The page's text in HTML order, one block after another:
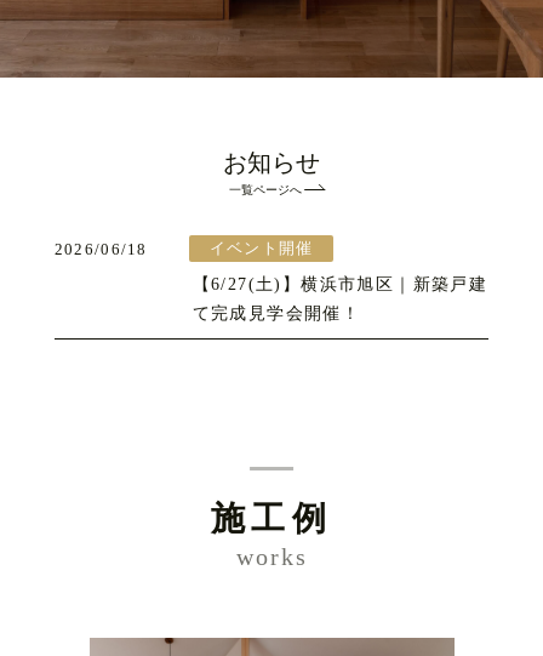
お知らせ
一覧ページへ
2026/06/18
イベント開催
【6/27(土)】横浜市旭区｜新築戸建
て完成見学会開催！
施工例
works